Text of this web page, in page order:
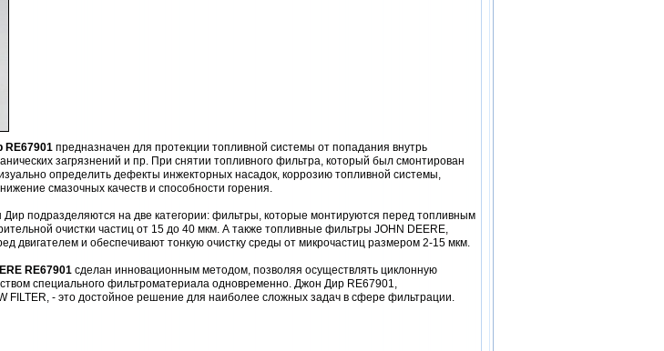
предназначен для протекции топливной системы от попадания внутрь
загрязнений и пр. При снятии топливного фильтра, который был смонтирован
определить дефекты инжекторных насадок, коррозию топливной системы,
смазочных качеств и способности горения.
подразделяются на две категории: фильтры, которые монтируются перед топливным
очистки частиц от 15 до 40 мкм. А также топливные фильтры JOHN DEERE,
двигателем и обеспечивают тонкую очистку среды от микрочастиц размером 2-15 мкм.
RE67901сделан инновационным методом, позволяя осуществлять циклонную
специального фильтроматериала одновременно. Джон Дир RE67901,
FILTER, - это достойное решение для наиболее сложных задач в сфере фильтрации.